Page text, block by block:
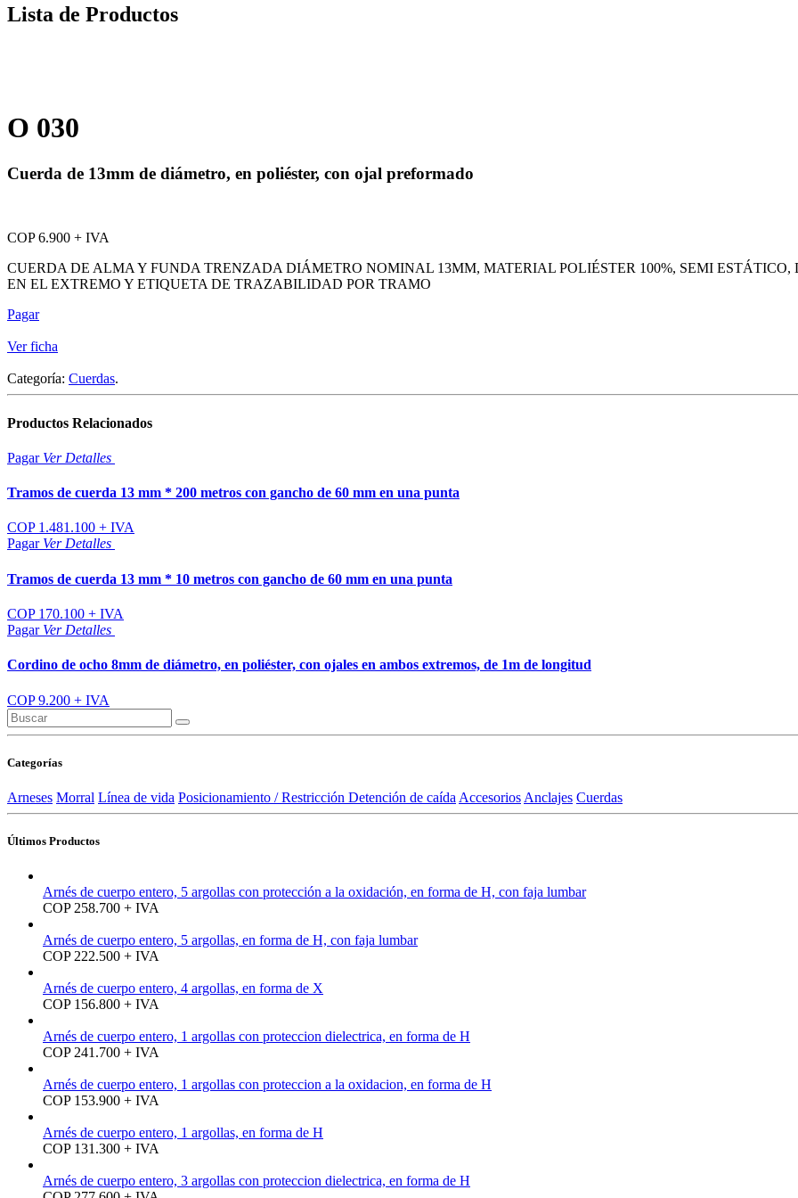
Lista de Productos
O 030
Cuerda de 13mm de diámetro, en poliéster, con ojal preformado
COP 6.900 + IVA
CUERDA DE ALMA Y FUNDA TRENZADA DIÁMETRO NOMINAL 13MM, MATERIAL POLIÉSTER 100%, SEMI
EN EL EXTREMO Y ETIQUETA DE TRAZABILIDAD POR TRAMO
Pagar
Ver ficha
Categoría: Cuerdas.
Productos Relacionados
Pagar Ver Detalles
Tramos de cuerda 13 mm * 200 metros con gancho de 60 mm en una punta
COP 1.481.100 + IVA
Pagar Ver Detalles
Tramos de cuerda 13 mm * 10 metros con gancho de 60 mm en una punta
COP 170.100 + IVA
Pagar Ver Detalles
Cordino de ocho 8mm de diámetro, en poliéster, con ojales en ambos extremos, de 1m de longitud
COP 9.200 + IVA
Categorías
Arneses Morral Línea de vida Posicionamiento / Restricción Detención de caída Accesorios Anclajes Cuerdas
Últimos Productos
Arnés de cuerpo entero, 5 argollas con protección a la oxidación, en forma de H, con faja lumbar
COP 258.700 + IVA
Arnés de cuerpo entero, 5 argollas, en forma de H, con faja lumbar
COP 222.500 + IVA
Arnés de cuerpo entero, 4 argollas, en forma de X
COP 156.800 + IVA
Arnés de cuerpo entero, 1 argollas con proteccion dielectrica, en forma de H
COP 241.700 + IVA
Arnés de cuerpo entero, 1 argollas con proteccion a la oxidacion, en forma de H
COP 153.900 + IVA
Arnés de cuerpo entero, 1 argollas, en forma de H
COP 131.300 + IVA
Arnés de cuerpo entero, 3 argollas con proteccion dielectrica, en forma de H